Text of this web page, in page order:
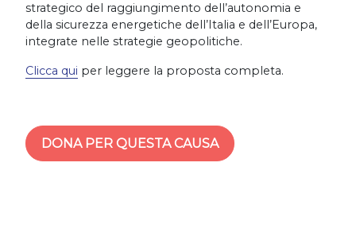
strategico del raggiungimento dell’autonomia e
della sicurezza energetiche dell’Italia e dell’Europa,
integrate nelle strategie geopolitiche.
Clicca qui per leggere la proposta completa.
DONA PER QUESTA CAUSA